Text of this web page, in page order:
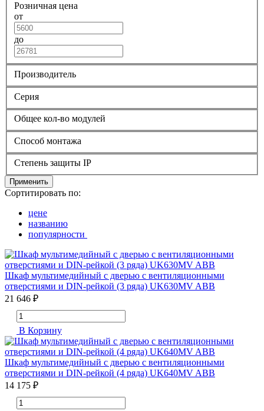
Розничная цена
от
до
Производитель
Серия
Общее кол-во модулей
Способ монтажа
Степень защиты IP
Применить
Сортитировать по:
цене
названию
популярности
Шкаф мультимедийный с дверью с вентиляционными
отверстиями и DIN-рейкой (3 ряда) UK630MV ABB
21 646 ₽
В Корзину
Шкаф мультимедийный с дверью с вентиляционными
отверстиями и DIN-рейкой (4 ряда) UK640MV ABB
14 175 ₽